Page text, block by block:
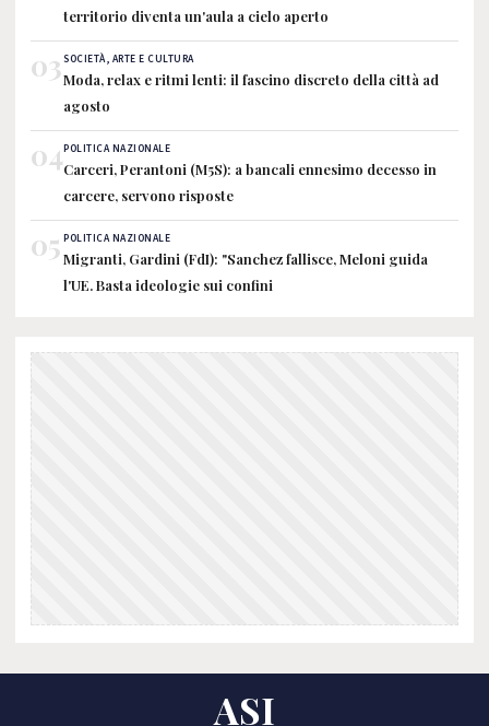
territorio diventa un'aula a cielo aperto
03SOCIETÀ, ARTE E CULTURA
Moda, relax e ritmi lenti: il fascino discreto della città ad
agosto
04POLITICA NAZIONALE
Carceri, Perantoni (M5S): a bancali ennesimo decesso in
carcere, servono risposte
05 POLITICA NAZIONALE
Migranti, Gardini (FdI): "Sanchez fallisce, Meloni guida
l'UE. Basta ideologie sui confini
ASI